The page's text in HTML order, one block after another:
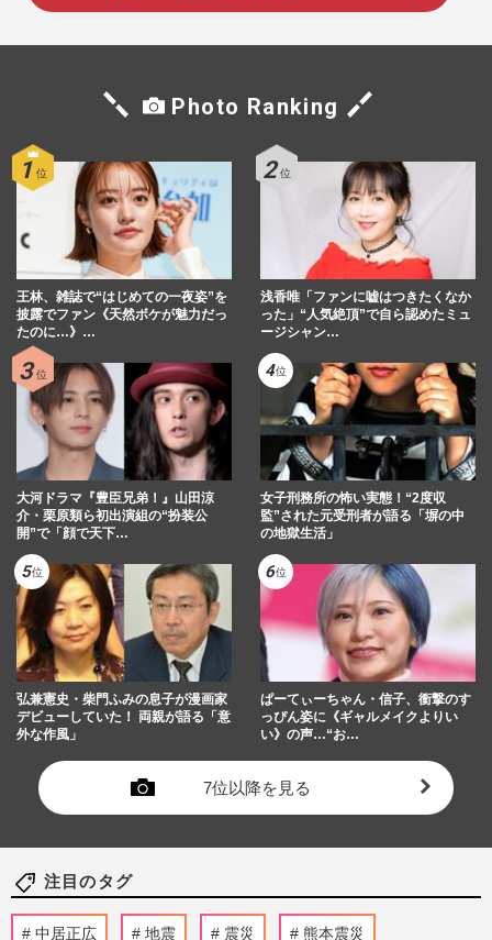
Photo Ranking
王林、雑誌で“はじめての一夜姿”を
披露でファン《天然ボケが魅力だっ
たのに…》…
浅香唯「ファンに嘘はつきたくなか
った」“人気絶頂”で自ら認めたミュ
ージシャン…
大河ドラマ『豊臣兄弟！』山田涼
介・栗原類ら初出演組の“扮装公
開”で「顔で天下…
女子刑務所の怖い実態！“2度収
監”された元受刑者が語る「塀の中
の地獄生活」
弘兼憲史・柴門ふみの息子が漫画家
デビューしていた！ 両親が語る「意
外な作風」
ぱーてぃーちゃん・信子、衝撃のす
っぴん姿に《ギャルメイクよりい
い》の声…“お…
7位以降を見る
注目のタグ
中居正広 地震 震災 熊本震災